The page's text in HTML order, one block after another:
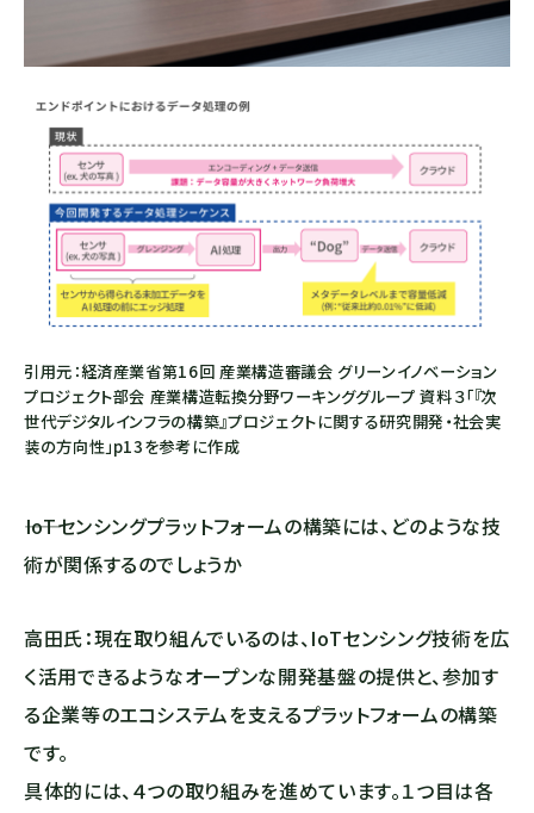
引用元：経済産業省第16回 産業構造審議会 グリーンイノベーション
プロジェクト部会 産業構造転換分野ワーキンググループ 資料３「『次
世代デジタルインフラの構築』プロジェクトに関する研究開発・社会実
装の方向性」p13を参考に作成
――IoTセンシングプラットフォームの構築には、どのような技
術が関係するのでしょうか
高田氏：現在取り組んでいるのは、IoTセンシング技術を広
く活用できるようなオープンな開発基盤の提供と、参加す
る企業等のエコシステムを支えるプラットフォームの構築
です。
具体的には、４つの取り組みを進めています。１つ目は各